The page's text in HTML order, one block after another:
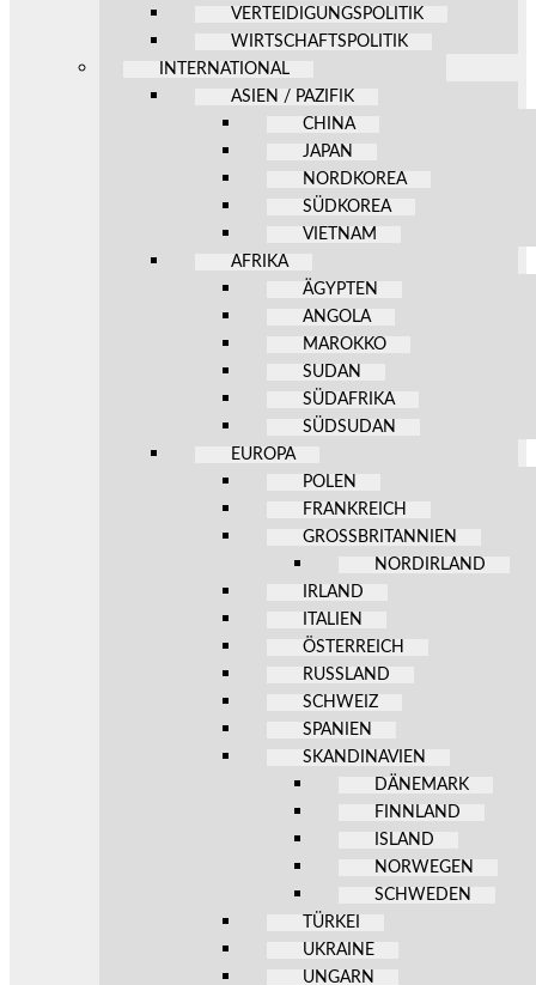
VERTEIDIGUNGSPOLITIK
WIRTSCHAFTSPOLITIK
INTERNATIONAL
ASIEN / PAZIFIK
CHINA
JAPAN
NORDKOREA
SÜDKOREA
VIETNAM
AFRIKA
ÄGYPTEN
ANGOLA
MAROKKO
SUDAN
SÜDAFRIKA
SÜDSUDAN
EUROPA
POLEN
FRANKREICH
GROSSBRITANNIEN
NORDIRLAND
IRLAND
ITALIEN
ÖSTERREICH
RUSSLAND
SCHWEIZ
SPANIEN
SKANDINAVIEN
DÄNEMARK
FINNLAND
ISLAND
NORWEGEN
SCHWEDEN
TÜRKEI
UKRAINE
UNGARN